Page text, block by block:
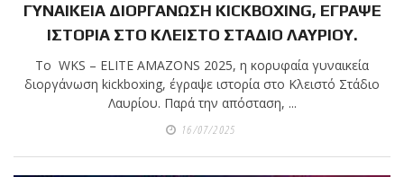
ΓΥΝΑΙΚΕΙΑ ΔΙΟΡΓΑΝΩΣΗ KICKBOXING, ΕΓΡΑΨΕ
ΙΣΤΟΡΙΑ ΣΤΟ ΚΛΕΙΣΤΟ ΣΤΑΔΙΟ ΛΑΥΡΙΟΥ.
Το WKS – ELITE AMAZONS 2025, η κορυφαία γυναικεία
διοργάνωση kickboxing, έγραψε ιστορία στο Κλειστό Στάδιο
Λαυρίου. Παρά την απόσταση, ...
16/07/2025